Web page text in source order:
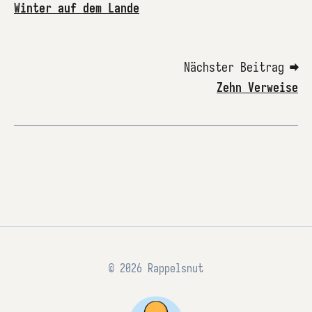
Winter auf dem Lande
Nächster Beitrag ➡
Zehn Verweise
© 2026 Rappelsnut